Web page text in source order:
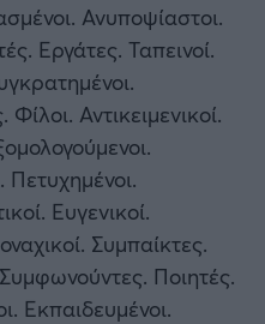
Ανυποψίαστοι.
Εργάτες. Ταπεινοί.
Αντικειμενικοί.
Πετυχημένοι.
Ευγενικοί.
Συμπαίκτες.
Ποιητές.
Εκπαιδευμένοι.